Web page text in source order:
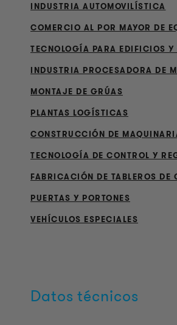
INDUSTRIA AUTOMOVILÍSTICA
COMERCIO AL POR MAYOR DE
TECNOLOGÍA PARA EDIFICIOS Y
INDUSTRIA PROCESADORA DE
MONTAJE DE GRÚAS
PLANTAS LOGÍSTICAS
CONSTRUCCIÓN DE
TECNOLOGÍA DE CONTROL Y
FABRICACIÓN DE TABLEROS DE
PUERTAS Y PORTONES
VEHÍCULOS ESPECIALES
Datos técnicos